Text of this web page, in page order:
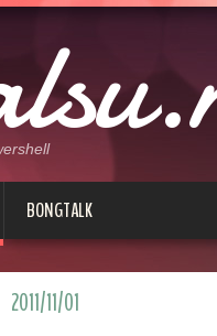
BONGTALK
2011/11/01